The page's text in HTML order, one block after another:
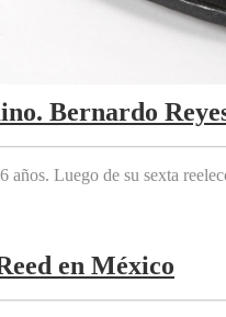
Bernardo
Luego de su sexta
en México